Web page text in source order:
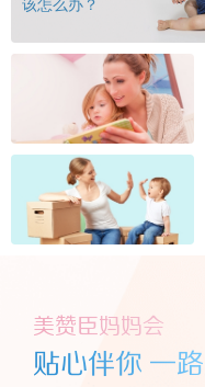
该怎么办？
美赞臣妈妈会
贴心伴你 一